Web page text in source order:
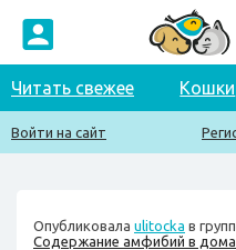
Читать свежее Кошки
Войти на сайт
Опубликовала ulitocka в
Содержание амфибий в